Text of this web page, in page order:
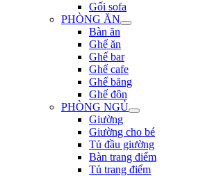
Gối sofa
PHÒNG ĂN
Bàn ăn
Ghế ăn
Ghế bar
Ghế cafe
Ghế băng
Ghế đôn
PHÒNG NGỦ
Giường
Giường cho bé
Tủ đầu giường
Bàn trang điểm
Tủ trang điểm